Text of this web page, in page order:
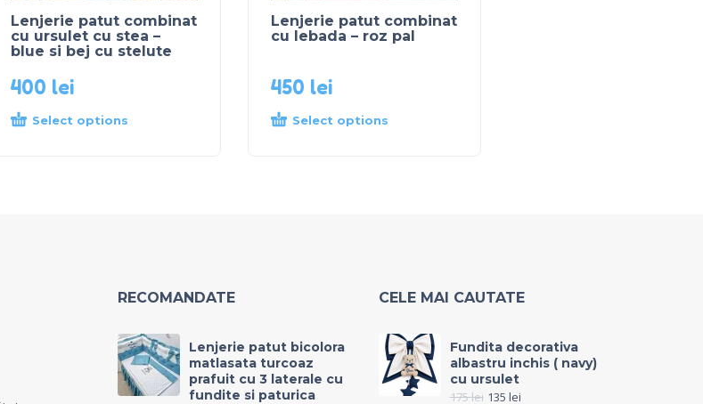
Lenjerie patut combinat
cu ursulet cu stea –
blue si bej cu stelute
400 lei
Select options
Lenjerie patut combinat
cu lebada – roz pal
450 lei
Select options
RECOMANDATE
Lenjerie patut bicolora
matlasata turcoaz
prafuit cu 3 laterale cu
fundite si paturica
CELE MAI CAUTATE
Fundita decorativa
albastru inchis ( navy)
cu ursulet
175lei 135 lei